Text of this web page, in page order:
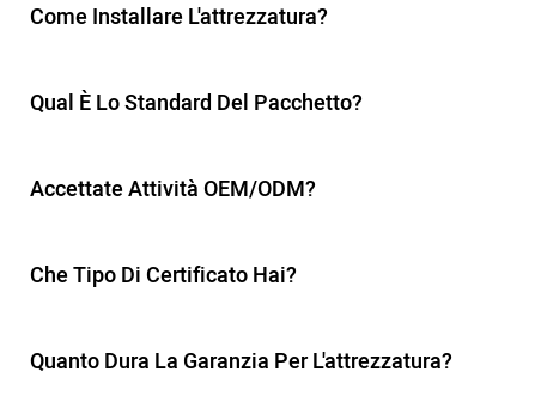
Come Installare L'attrezzatura?
Qual È Lo Standard Del Pacchetto?
Accettate Attività OEM/ODM?
Che Tipo Di Certificato Hai?
Quanto Dura La Garanzia Per L'attrezzatura?